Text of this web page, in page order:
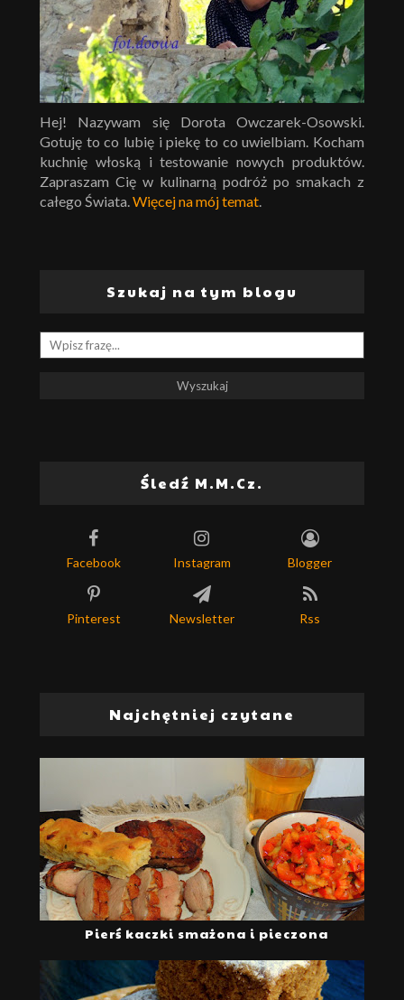
Hej! Nazywam się Dorota Owczarek-Osowski.
Gotuję to co lubię i piekę to co uwielbiam. Kocham
kuchnię włoską i testowanie nowych produktów.
Zapraszam Cię w kulinarną podróż po smakach z
całego Świata. Więcej na mój temat
Szukaj na tym blogu
Śledź M.M.Cz.
Facebook Instagram Blogger
Pinterest Newsletter Rss
Najchętniej czytane
Pierś kaczki smażona i pieczona